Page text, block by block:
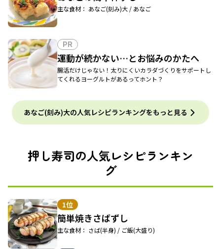
主な食材： あなご(刻み)大 / あなご
PR
運動が続かない…とお悩みのかたへ
腸活だけじゃない！太りにくいカラダづくりをサポートし
てくれるヨーグルトがあるってホント？
あなご(刻み)大の人気レシピランキングをもっと見る
押し寿司の人気レシピランキン
グ
1位
簡単焼きさばずし
主な食材： さば(半身) / ご飯(大盛り)